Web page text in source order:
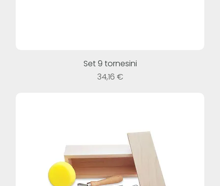
Set 9 tornesini
Prezzo
34,16 €